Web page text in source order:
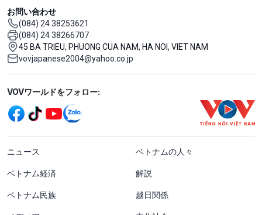
お問い合わせ
(084) 24 38253621
(084) 24 38266707
45 BA TRIEU, PHUONG CUA NAM, HA NOI, VIET NAM
vovjapanese2004@yahoo.co.jp
Mạng xã hội
VOVワールドをフォロー:
menu footer tiếng Nhật
ニュース ベトナムの人々
ベトナム経済 解説
ベトナム民族 越日関係